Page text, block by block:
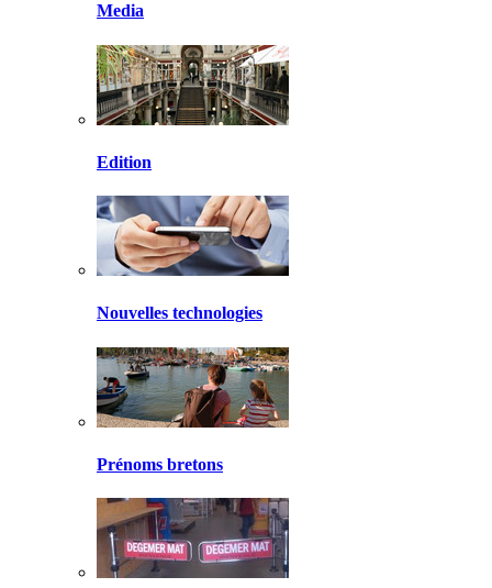
Media
Edition
Nouvelles technologies
Prénoms bretons